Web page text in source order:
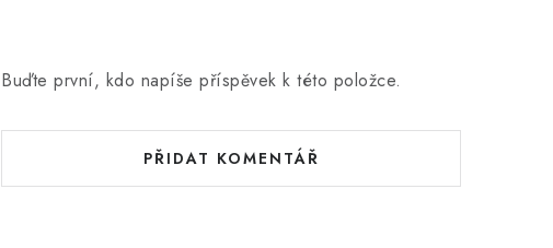
Buďte první, kdo napíše příspěvek k této položce.
PŘIDAT KOMENTÁŘ